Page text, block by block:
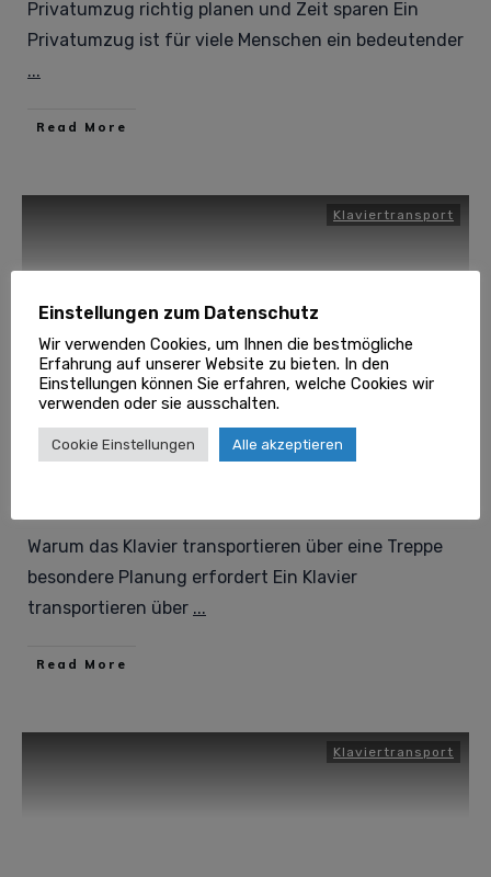
Privatumzug richtig planen und Zeit sparen Ein
Privatumzug ist für viele Menschen ein bedeutender
...
Read More
Klaviertransport
Klavier transportieren über die
Warum das Klavier transportieren über eine Treppe
besondere Planung erfordert Ein Klavier
transportieren über ...
Read More
Klaviertransport
Einstellungen zum Datenschutz
Wir verwenden Cookies, um Ihnen die bestmögliche
Erfahrung auf unserer Website zu bieten. In den
Einstellungen können Sie erfahren, welche Cookies wir
verwenden oder sie ausschalten.
Cookie Einstellungen Alle akzeptieren